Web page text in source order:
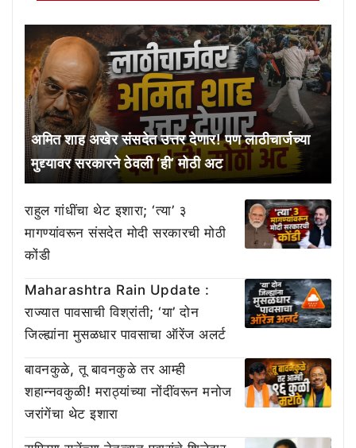
अमित शाह अखेर संसदेत उत्तर देणार! पण लाठीचार्जच्या
मुद्द्यावर सरकारने ठेवली ‘ही’ मोठी अट
राहुल गांधींचा थेट इशारा; ‘त्या’ ३
मागण्यांवरून संसदेत मोदी सरकारची मोठी
कोंडी
Maharashtra Rain Update :
राज्यात पावसाची विश्रांती; ‘या’ दोन
जिल्ह्यांना मुसळधार पावसाचा ऑरेंज अलर्ट
बावनकुळे, तू बावनकुळे तर आम्ही
शहान्नवकुळी! मराठ्यांच्या नोंदींवरून मनोज
जरांगेंचा थेट इशारा